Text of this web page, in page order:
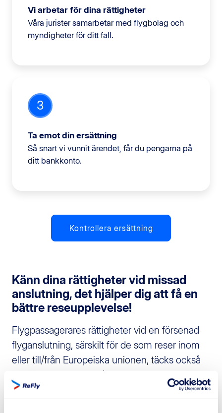
Vi arbetar för dina rättigheter
Våra jurister samarbetar med flygbolag och
myndigheter för ditt fall.
3
Ta emot din ersättning
Så snart vi vunnit ärendet, får du pengarna på
ditt bankkonto.
Kontrollera ersättning
Känn dina rättigheter vid missad
anslutning, det hjälper dig att få en
bättre reseupplevelse!
Flygpassagerares rättigheter vid en försenad
flyganslutning, särskilt för de som reser inom
eller till/från Europeiska unionen, täcks också
av EU-förordning 261/2004. Dessa rättigheter
gäller när alla flygningar som omfattas ingår i